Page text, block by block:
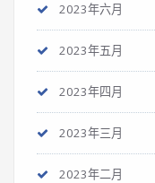
2023年六月
2023年五月
2023年四月
2023年三月
2023年二月